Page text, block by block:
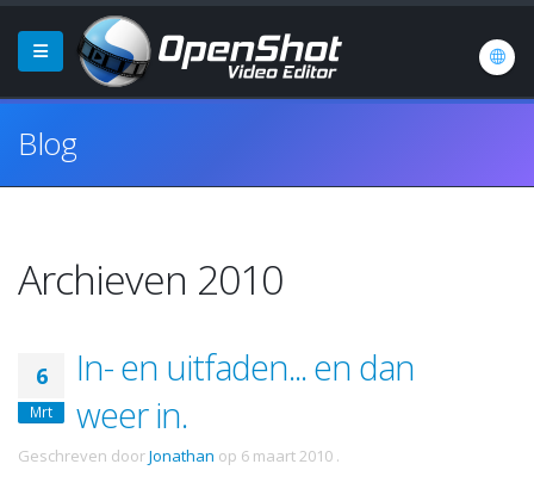
Blog
Archieven 2010
6
Mrt
In- en uitfaden... en dan
weer in.
Geschreven doorJonathan op 6 maart 2010 .